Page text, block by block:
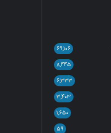
۶۹,۱۰۶
۸,۴۴۵
۶,۳۳۳
۳,۴۰۳
۱,۶۵۰
۵۹